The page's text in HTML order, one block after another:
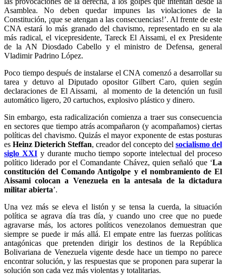
Asamblea. No deben quedar impunes las violaciones de la
Constitución, ¡que se atengan a las consecuencias!’. Al frente de este
CNA estará lo más granado del chavismo, representado en su ala
más radical, el vicepresidente, Tareck El Aissami, el ex Presidente
de la AN Diosdado Cabello y el ministro de Defensa, general
Vladimir Padrino López.
Poco tiempo después de instalarse el CNA comenzó a desarrollar su
tarea y detuvo al Diputado opositor Gilbert Caro, quien según
declaraciones de El Aissami, al momento de la detención un fusil
automático ligero, 20 cartuchos, explosivo plástico y dinero.
Sin embargo, esta radicalización comienza a traer sus consecuencia
en sectores que tiempo atrás acompañaron (y acompañamos) ciertas
políticas del chavismo. Quizás el mayor exponente de estas posturas
es Heinz Dieterich Steffan, creador del concepto del socialismo del
siglo XXIy durante mucho tiempo soporte intelectual del proceso
político liderado por el Comandante Chávez, quien señaló que ‘La
constitución del Comando Antigolpe y el nombramiento de El
Aissami colocan a Venezuela en la antesala de la dictadura
militar abierta’.
Una vez más se eleva el listón y se tensa la cuerda, la situación
política se agrava día tras día, y cuando uno cree que no puede
agravarse más, los actores políticos venezolanos demuestran que
siempre se puede ir más allá. El empate entre las fuerzas políticas
antagónicas que pretenden dirigir los destinos de la República
Bolivariana de Venezuela vigente desde hace un tiempo no parece
encontrar solución, y las respuestas que se proponen para superar la
solución son cada vez más violentas y totalitarias.